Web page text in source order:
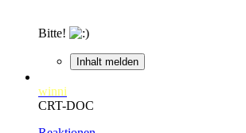
Bitte!
Inhalt melden
winni
CRT-DOC